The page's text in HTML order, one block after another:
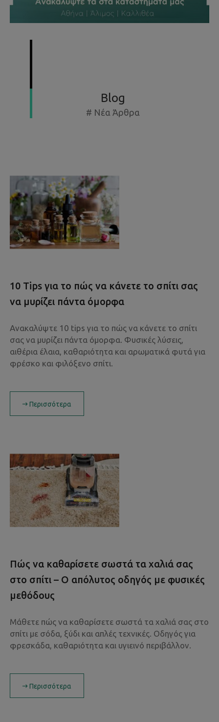
Blog
# Νέα Άρθρα
10 Tips για το πώς να κάνετε το σπίτι σας
να μυρίζει πάντα όμορφα
Ανακαλύψτε 10 tips για το πώς να κάνετε το σπίτι
σας να μυρίζει πάντα όμορφα. Φυσικές λύσεις,
αιθέρια έλαια, καθαριότητα και αρωματικά φυτά για
φρέσκο και φιλόξενο σπίτι.
Περισσότερα
Πώς να καθαρίσετε σωστά τα χαλιά σας
στο σπίτι – Ο απόλυτος οδηγός με φυσικές
μεθόδους
Μάθετε πώς να καθαρίσετε σωστά τα χαλιά σας στο
σπίτι με σόδα, ξύδι και απλές τεχνικές. Οδηγός για
φρεσκάδα, καθαριότητα και υγιεινό περιβάλλον.
Περισσότερα